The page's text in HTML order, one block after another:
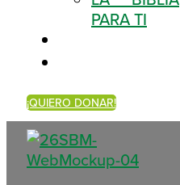
PARA TI
¡QUIERO DONAR!